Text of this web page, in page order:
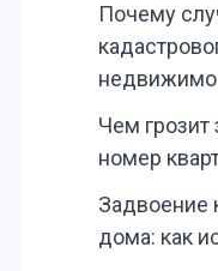
Почему
Чем
номер
Задвоение
дома: как